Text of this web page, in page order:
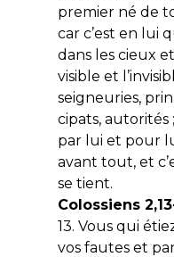
premier­ né de
car c’est en lui
dans les cieux
visible et
seigneuries, prin­
cipats,
par lui et pour
avant tout, et
se tient.
Colossiens
13. Vous qui
vos fautes et